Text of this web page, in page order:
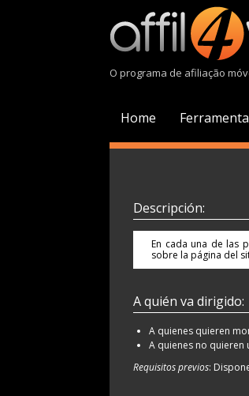
O programa de afiliação
Home
Descripción:
En cada una de las
sobre la página del
A quién va dirigido:
A quienes quieren
A quienes no quieren
Requisitos previos: